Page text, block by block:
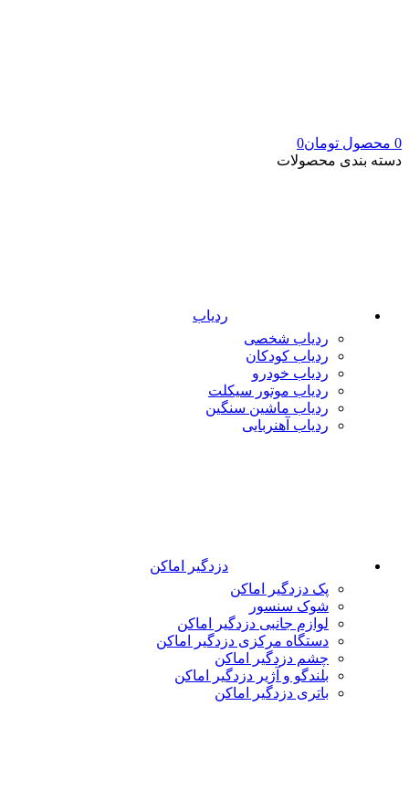
0 محصول تومان0
دسته بندی محصولات
ردیاب
ردیاب شخصی
ردیاب کودکان
ردیاب خودرو
ردیاب موتور سیکلت
ردیاب ماشین سنگین
ردیاب آهنربایی
دزدگیر اماکن
پک دزدگیر اماکن
شوک سنسور
لوازم جانبی دزدگیر اماکن
دستگاه مرکزی دزدگیر اماکن
چشم دزدگیر اماکن
بلندگو و آژیر دزدگیر اماکن
باتری دزدگیر اماکن